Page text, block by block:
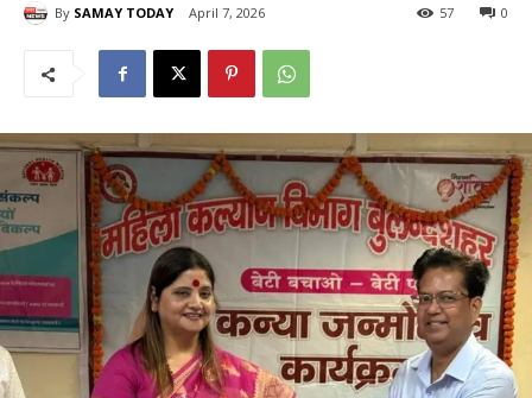
By SAMAY TODAY April 7, 2026 0
57